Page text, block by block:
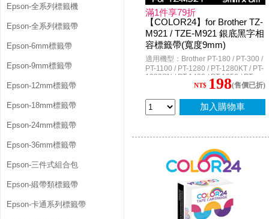
Epson-全系列標籤機
Epson-全系列標籤帶
Epson-6mm標籤帶
Epson-9mm標籤帶
Epson-12mm標籤帶
Epson-18mm標籤帶
Epson-24mm標籤帶
Epson-36mm標籤帶
Epson-三件式組合包
Epson-緞帶類標籤帶
Epson-卡通系列標籤帶
滿1件享79折
【COLOR24】for Brother TZ-
M921 / TZE-M921 銀底黑字相
容標籤帶(寬度9mm)
適用機型：Brother PT-180 / PT-300 /
PT-1100 / PT-1280 / PT-1280KT / PT-
1280SN / PT-1400 / PT-1650 / PT-
1950 / PT-2100VP / PT-2420PC / PT-
2730 / PT-3600 / PT-7600 / PT-
9500PC / PT-9600 / PT-9700PC / PT-
D200KT / PT-D200LB / PT-D200DR /
PT-D600HK / PT-E800T / PT-E200 /
PT-E100VP / PT-E110VP / PT-
E200VP / PT-E300 / PT-E300VP / PT-
E300VPHK / PT-E550W / PT-
E550WVP / PT-E550WVPHK / PT-
E850TKW / PT-H110 / PT-P300BT /
PT-P700 / PT-P750W / PT-P900W /
PT-P950NW
NT$ 198(售價已折)
加入購物車